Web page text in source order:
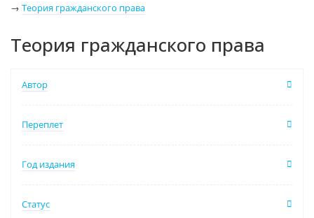
→ Теория гражданского права
Теория гражданского права
Автор
Переплет
Год издания
Статус